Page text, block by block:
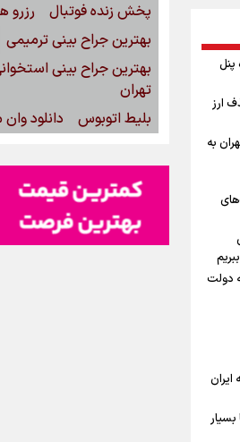
پنل
ارز
به
دولت
ایران
پخش زنده فوتبال
بهترین جراح بینی ترمیمی
بهترین جراح بینی
تهران
بلیط اتوبوس
دانلود